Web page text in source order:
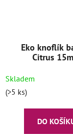
Eko knoflík
Citrus
Skladem
(>5 ks)
DO